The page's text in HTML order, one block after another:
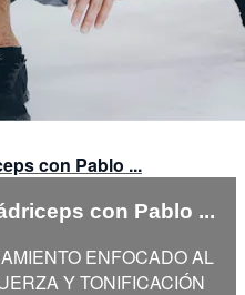
con Pablo ...
con Pablo ...
ENFOCADO AL
Y TONIFICACIÓN